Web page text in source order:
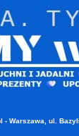
- Warszawa, ul.